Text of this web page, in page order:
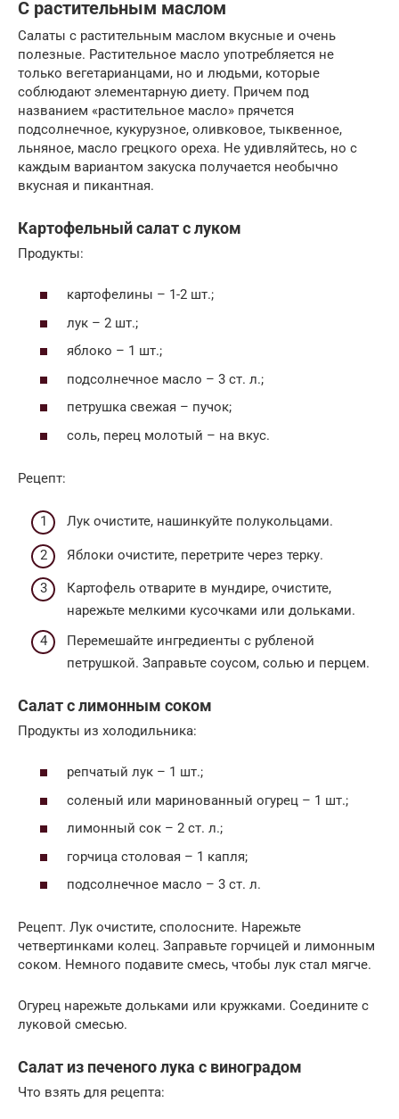
С растительным маслом
Салаты с растительным маслом вкусные и очень
полезные. Растительное масло употребляется не
только вегетарианцами, но и людьми, которые
соблюдают элементарную диету. Причем под
названием «растительное масло» прячется
подсолнечное, кукурузное, оливковое, тыквенное,
льняное, масло грецкого ореха. Не удивляйтесь, но с
каждым вариантом закуска получается необычно
вкусная и пикантная.
Картофельный салат с луком
Продукты:
картофелины – 1-2 шт.;
лук – 2 шт.;
яблоко – 1 шт.;
подсолнечное масло – 3 ст. л.;
петрушка свежая – пучок;
соль, перец молотый – на вкус.
Рецепт:
Лук очистите, нашинкуйте полукольцами.
Яблоки очистите, перетрите через терку.
Картофель отварите в мундире, очистите,
нарежьте мелкими кусочками или дольками.
Перемешайте ингредиенты с рубленой
петрушкой. Заправьте соусом, солью и перцем.
Салат с лимонным соком
Продукты из холодильника:
репчатый лук – 1 шт.;
соленый или маринованный огурец – 1 шт.;
лимонный сок – 2 ст. л.;
горчица столовая – 1 капля;
подсолнечное масло – 3 ст. л.
Рецепт. Лук очистите, сполосните. Нарежьте
четвертинками колец. Заправьте горчицей и лимонным
соком. Немного подавите смесь, чтобы лук стал мягче.
Огурец нарежьте дольками или кружками. Соедините с
луковой смесью.
Салат из печеного лука с виноградом
Что взять для рецепта: